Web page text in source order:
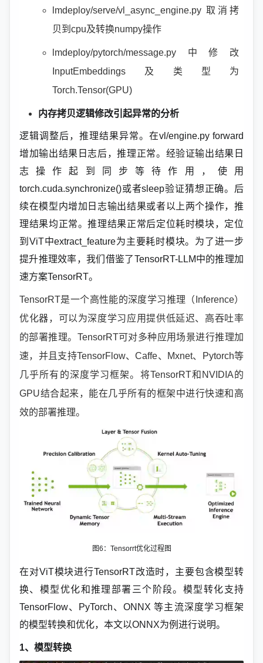
lmdeploy/serve/vl_async_engine.py 取消拷
贝到cpu及转换numpy操作
lmdeploy/pytorch/message.py中修改
InputEmbeddings及类型为
Torch.Tensor(GPU)
内存拷贝逻辑修改引起异常的分析
逻辑调整后，推理结果异常。在vl/engine.py forward
增加输出结果日志后，推理正常。经验证输出结果日
志操作起到同步等待作用，使用
torch.cuda.synchronize()或者sleep验证猜想正确。后
续在模型内增加日志输出结果或者以上两个操作，推
理结果均正常。推理结果正常后定位耗时模块，定位
到ViT中extract_feature为主要耗时模块。为了进一步
提升推理效率，我们借鉴了TensorRT-LLM中的推理加
速方案TensorRT。
TensorRT是一个高性能的深度学习推理（Inference）
优化器，可以为深度学习应用提供低延迟、高吞吐率
的部署推理。TensorRT可对多种应用场景进行推理加
速，并且支持TensorFlow、Caffe、Mxnet、Pytorch等
几乎所有的深度学习框架。将TensorRT和NVIDIA的
GPU结合起来，能在几乎所有的框架中进行快速和高
效的部署推理。
图6：Tensorrt优化过程图
在对ViT模块进行TensorRT改造时，主要包含模型转
换、模型优化和推理部署三个阶段。模型转化支持
TensorFlow、PyTorch、ONNX 等主流深度学习框架
的模型转换和优化，本文以ONNX为例进行说明。
1、模型转换